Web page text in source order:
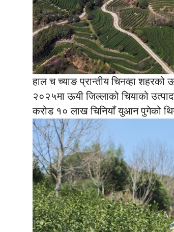
हाल च च्याङ प्रान्तीय चिनव्हा
२०२५मा ऊयी जिल्लाको चियाको
करोड १० लाख चिनियाँ युआन पुगेको